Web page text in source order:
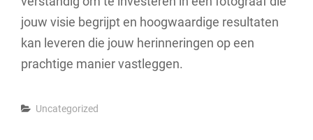
jouw visie begrijpt en hoogwaardige resultaten
kan leveren die jouw herinneringen op een
prachtige manier vastleggen.
Categories
Uncategorized